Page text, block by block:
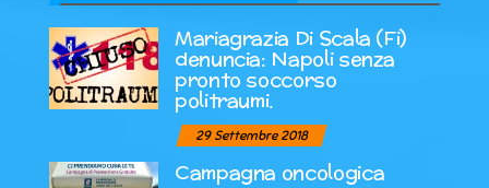
Mariagrazia Di Scala (Fi)
denuncia: Napoli senza
pronto soccorso
politraumi.
29 Settembre 2018
Campagna oncologica